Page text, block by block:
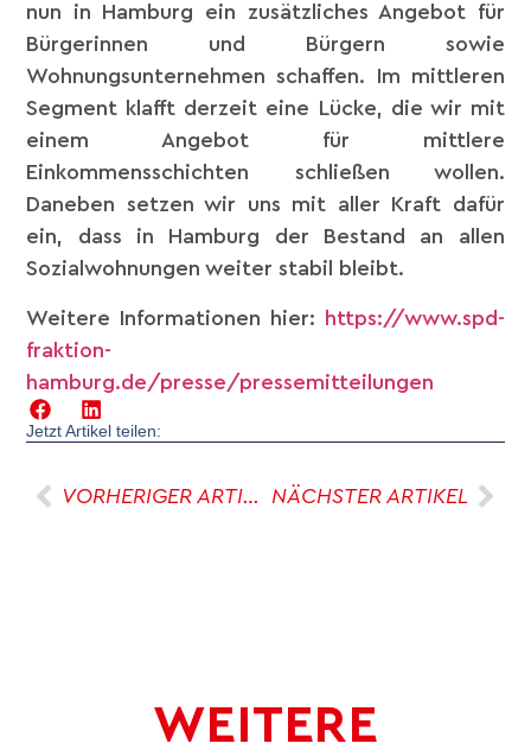
nun in Hamburg ein zusätzliches Angebot für
Bürgerinnen und Bürgern sowie
Wohnungsunternehmen schaffen. Im mittleren
Segment klafft derzeit eine Lücke, die wir mit
einem Angebot für mittlere
Einkommensschichten schließen wollen.
Daneben setzen wir uns mit aller Kraft dafür
ein, dass in Hamburg der Bestand an allen
Sozialwohnungen weiter stabil bleibt.
Weitere Informationen hier:
https://www.spd-
fraktion-
hamburg.de/presse/pressemitteilungen
Jetzt Artikel teilen:
VORHERIGER ARTIKEL NÄCHSTER ARTIKEL
WEITERE